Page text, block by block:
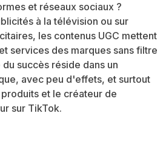
et réseaux sociaux ?
à la télévision ou sur
les contenus UGC mettent
services des marques sans filtre
succès réside dans un
avec peu d'effets, et surtout
et le créateur de
sur TikTok.